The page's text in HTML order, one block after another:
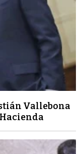
Vallebona